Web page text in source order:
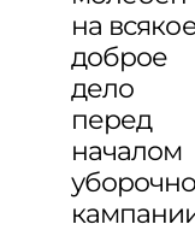
на
доброе
дело
перед
началом